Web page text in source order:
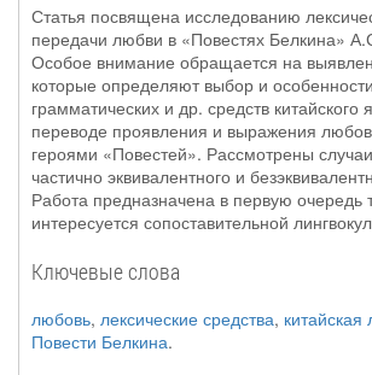
Статья посвящена исследованию
передачи любви в «Повестях Белкина»
Особое внимание обращается на
которые определяют выбор и
грамматических и др. средств китайского
переводе проявления и выражения
героями «Повестей». Рассмотрены
частично эквивалентного и
Работа предназначена в первую очередь
интересуется сопоставительной
Ключевые слова
любовь, лексические средства, китайская
Повести Белкина.